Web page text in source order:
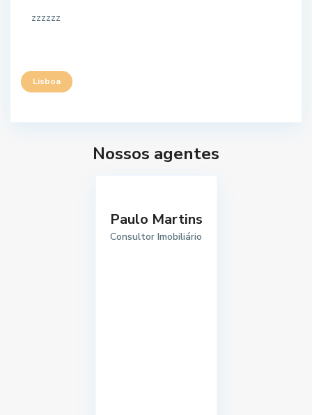
zzzzzz
Lisboa
Nossos agentes
Paulo Martins
Consultor Imobiliário